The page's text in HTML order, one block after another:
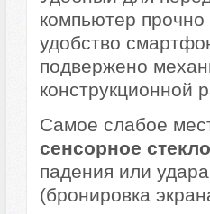
компьютер
удобство
подвержено
конструкционной
Самое слабое
сенсорное
падения или
(бронировка